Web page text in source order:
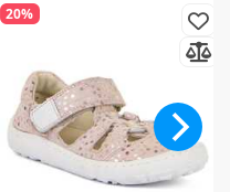
20%